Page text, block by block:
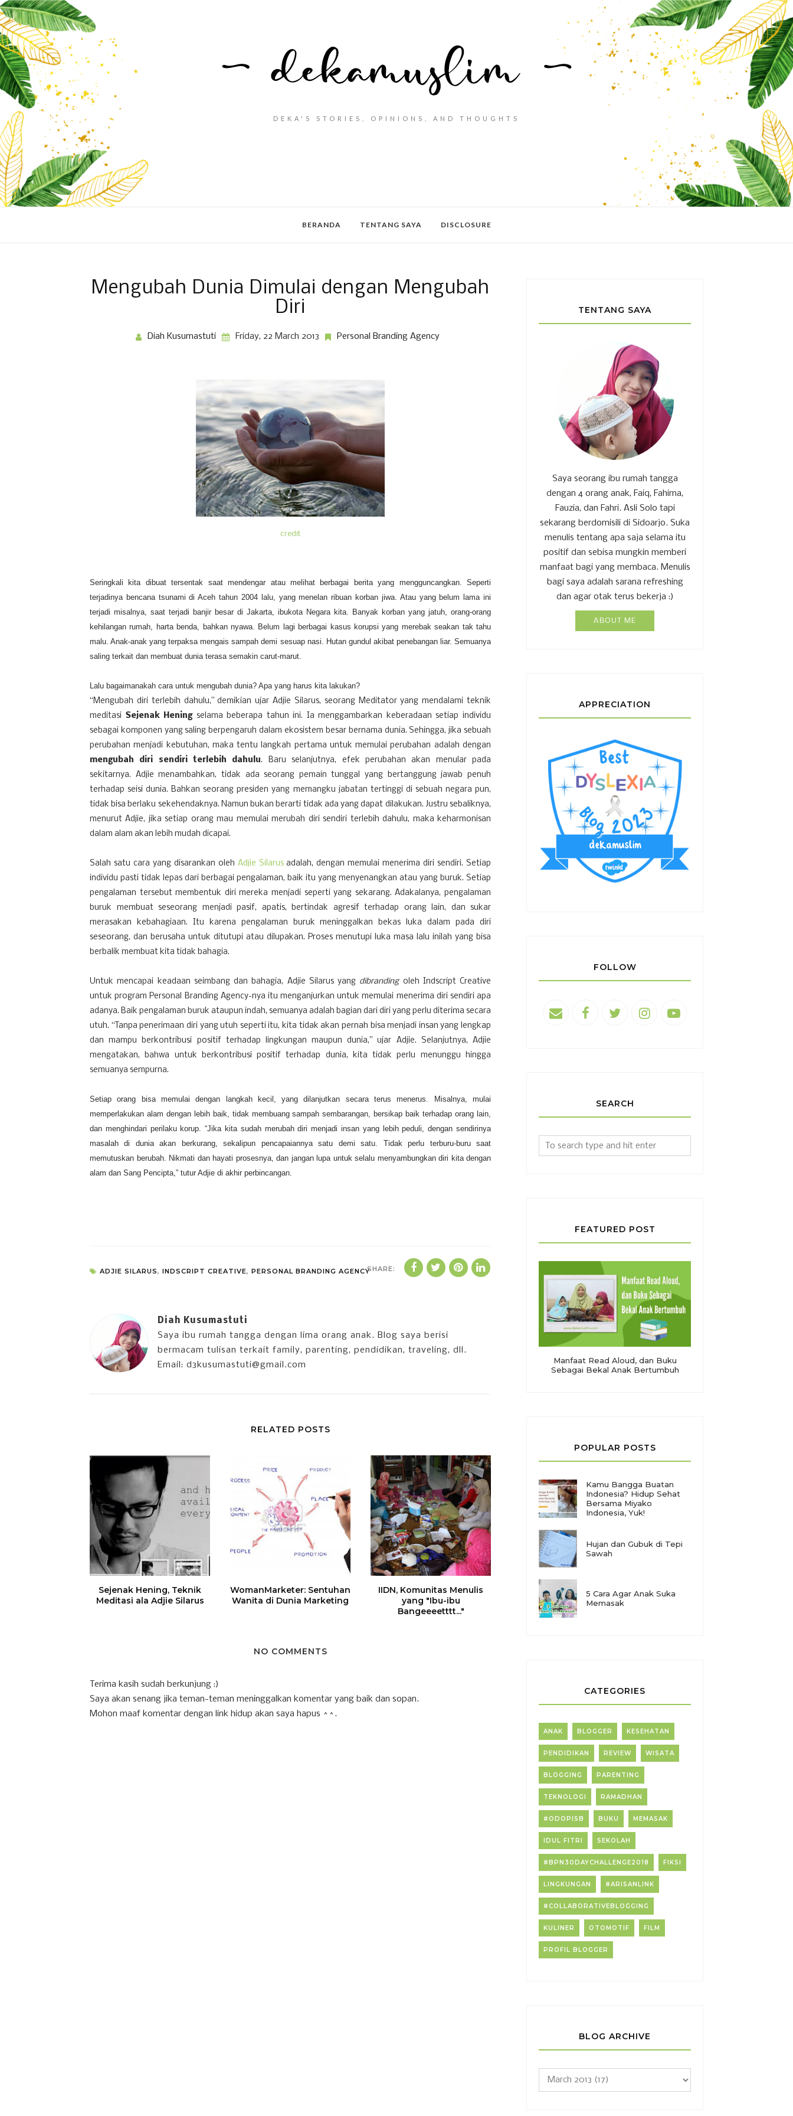
DEKA'S STORIES, OPINIONS, AND THOUGHTS
BERANDA TENTANG SAYA DISCLOSURE
Mengubah Dunia Dimulai dengan Mengubah
Diri
Diah Kusumastuti Friday, 22 March 2013 Personal Branding Agency
credit
Seringkali kita dibuat tersentak saat mendengar atau melihat berbagai berita yang mengguncangkan.Seperti
terjadinya bencana tsunami di Aceh tahun 2004 lalu, yang menelan ribuan korban jiwa. Atau yang belum lama ini
terjadi misalnya, saat terjadi banjir besar di Jakarta, ibukota Negara kita. Banyak korban yang jatuh, orang-orang
kehilangan rumah, harta benda, bahkan nyawa. Belum lagi berbagai kasus korupsi yang merebak seakan tak tahu
malu. Anak-anak yang terpaksa mengais sampah demi sesuap nasi. Hutan gundul akibat penebangan liar. Semuanya
saling terkait dan membuat dunia terasa semakin carut-marut.
Lalu bagaimanakah cara untuk mengubah dunia? Apa yang harus kita lakukan?
“Mengubah diri terlebih dahulu,” demikian ujar Adjie Silarus, seorang Meditator yang mendalami teknik
meditasi Sejenak Hening selama beberapa tahun ini. Ia menggambarkan keberadaan setiap individu
sebagai komponen yang saling berpengaruh dalam ekosistem besar bernama dunia. Sehingga, jika sebuah
perubahan menjadi kebutuhan, maka tentu langkah pertama untuk memulai perubahan adalah dengan
mengubah diri sendiri terlebih dahulu. Baru selanjutnya, efek perubahan akan menular pada
sekitarnya. Adjie menambahkan, tidak ada seorang pemain tunggal yang bertanggung jawab penuh
terhadap seisi dunia. Bahkan seorang presiden yang memangku jabatan tertinggi di sebuah negara pun,
tidak bisa berlaku sekehendaknya. Namun bukan berarti tidak ada yang dapat dilakukan. Justru sebaliknya,
menurut Adjie, jika setiap orang mau memulai merubah diri sendiri terlebih dahulu, maka keharmonisan
dalam alam akan lebih mudah dicapai.
Salah satu cara yang disarankan oleh Adjie Silarusadalah, dengan memulai menerima diri sendiri. Setiap
individu pasti tidak lepas dari berbagai pengalaman, baik itu yang menyenangkan atau yang buruk. Setiap
pengalaman tersebut membentuk diri mereka menjadi seperti yang sekarang. Adakalanya, pengalaman
buruk membuat seseorang menjadi pasif, apatis, bertindak agresif terhadap orang lain, dan sukar
merasakan kebahagiaan. Itu karena pengalaman buruk meninggalkan bekas luka dalam pada diri
seseorang, dan berusaha untuk ditutupi atau dilupakan. Proses menutupi luka masa lalu inilah yang bisa
berbalik membuat kita tidak bahagia.
Untuk mencapai keadaan seimbang dan bahagia, Adjie Silarus yang dibrandingoleh Indscript Creative
untuk program Personal Branding Agency-nya itu menganjurkan untuk memulai menerima diri sendiri apa
adanya. Baik pengalaman buruk ataupun indah, semuanya adalah bagian dari diri yang perlu diterima secara
utuh. “Tanpa penerimaan diri yang utuh seperti itu, kita tidak akan pernah bisa menjadi insan yang lengkap
dan mampu berkontribusi positif terhadap lingkungan maupun dunia,” ujar Adjie. Selanjutnya, Adjie
mengatakan, bahwa untuk berkontribusi positif terhadap dunia, kita tidak perlu menunggu hingga
semuanya sempurna.
Setiap orang bisa memulai dengan langkah kecil, yang dilanjutkan secara terus menerus. Misalnya, mulai
memperlakukan alam dengan lebih baik, tidak membuang sampah sembarangan, bersikap baik terhadap orang lain,
dan menghindari perilaku korup. “Jika kita sudah merubah diri menjadi insan yang lebih peduli, dengan sendirinya
masalah di dunia akan berkurang, sekalipun pencapaiannya satu demi satu. Tidak perlu terburu-buru saat
memutuskan berubah. Nikmati dan hayati prosesnya, dan jangan lupa untuk selalu menyambungkan diri kita dengan
alam dan Sang Pencipta,” tutur Adjie di akhir perbincangan.
ADJIE SILARUS, INDSCRIPT CREATIVE, PERSONAL BRANDING AGENCYSHARE:
Diah Kusumastuti
Saya ibu rumah tangga dengan lima orang anak. Blog saya berisi
bermacam tulisan terkait family, parenting, pendidikan, traveling, dll.
Email: d3kusumastuti@gmail.com
RELATED POSTS
Sejenak Hening, Teknik
Meditasi ala Adjie Silarus
WomanMarketer: Sentuhan
Wanita di Dunia Marketing
IIDN, Komunitas Menulis
yang "Ibu-ibu
Bangeeeetttt..."
NO COMMENTS
Terima kasih sudah berkunjung :)
Saya akan senang jika teman-teman meninggalkan komentar yang baik dan sopan.
Mohon maaf komentar dengan link hidup akan saya hapus ^^.
TENTANG SAYA
Saya seorang ibu rumah tangga
dengan 4 orang anak, Faiq, Fahima,
Fauzia, dan Fahri. Asli Solo tapi
sekarang berdomisili di Sidoarjo. Suka
menulis tentang apa saja selama itu
positif dan sebisa mungkin memberi
manfaat bagi yang membaca. Menulis
bagi saya adalah sarana refreshing
dan agar otak terus bekerja :)
ABOUT ME
APPRECIATION
FOLLOW
SEARCH
FEATURED POST
Manfaat Read Aloud, dan Buku
Sebagai Bekal Anak Bertumbuh
POPULAR POSTS
Kamu Bangga Buatan
Indonesia? Hidup Sehat
Bersama Miyako
Indonesia, Yuk!
Hujan dan Gubuk di Tepi
Sawah
5 Cara Agar Anak Suka
Memasak
CATEGORIES
ANAK BLOGGER KESEHATAN
PENDIDIKAN REVIEW WISATA
BLOGGING PARENTING
TEKNOLOGI RAMADHAN
#ODOPISB BUKU MEMASAK
IDUL FITRI SEKOLAH
#BPN30DAYCHALLENGE2018 FIKSI
LINGKUNGAN #ARISANLINK
#COLLABORATIVEBLOGGING
KULINER OTOMOTIF FILM
PROFIL BLOGGER
BLOG ARCHIVE